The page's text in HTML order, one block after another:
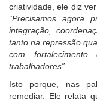
criatividade, ele diz
“Precisamos agora
integração,
tanto na repressão
com
trabalhadores”
Isto porque, nas
remediar. Ele relata